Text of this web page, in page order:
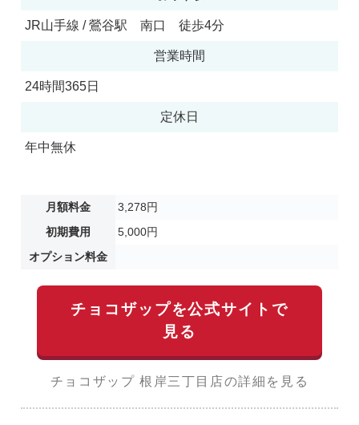
JR山手線 / 鶯谷駅 南口 徒歩4分
営業時間
24時間365日
定休日
年中無休
月額料金
3,278円
初期費用
5,000円
オプション料金
チョコザップを公式サイトで
見る
チョコザップ 根岸三丁目店の詳細を見る